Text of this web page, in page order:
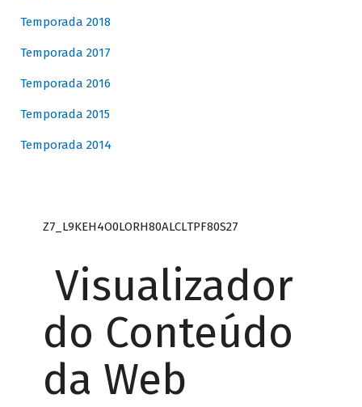
Temporada 2018
Temporada 2017
Temporada 2016
Temporada 2015
Temporada 2014
Z7_L9KEH4O0LORH80ALCLTPF80S27
Visualizador
do Conteúdo
da Web